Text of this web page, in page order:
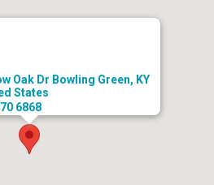
Oak Dr Bowling Green, KY
States
6868